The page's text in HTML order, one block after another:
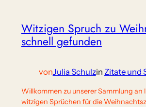
Witzigen Spruch zu
schnell gefunden
vonJulia Schulzin Zitate und
Willkommen zu unserer Sammlung an
witzigen Sprüchen für die